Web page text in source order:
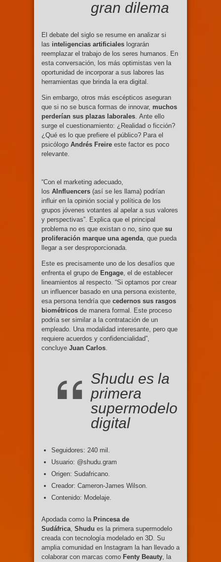
gran dilema
El debate del siglo se resume en analizar si
las inteligencias artificiales lograrán
reemplazar el trabajo de los seres humanos. En
esta conversación, los más optimistas ven la
oportunidad de incorporar a sus labores las
herramientas que brinda la era digital.
Sin embargo, otros más escépticos aseguran
que si no se busca formas de innovar, muchos
perderían sus plazas laborales. Ante ello
surge el cuestionamiento: ¿Realidad o ficción?
¿Qué es lo que prefiere el público? Para el
psicólogo Andrés Freire este factor es poco
relevante.
“Con el marketing adecuado,
los AInfluencers (así se les llama) podrían
influir en la opinión social y política de los
grupos jóvenes votantes al apelar a sus valores
y perspectivas”. Explica que el principal
problema no es que existan o no, sino que su
proliferación marque una agenda, que pueda
llegar a ser desproporcionada.
Este es precisamente uno de los desafíos que
enfrenta el grupo de Engage, el de establecer
lineamientos al respecto. “Si optamos por crear
un influencer basado en una persona existente,
esa persona tendría que cedernos sus rasgos
biométricos de manera formal. Este proceso
podría ser similar a la contratación de un
empleado. Una modalidad interesante, pero que
requiere acuerdos y confidencialidad”,
concluye Juan Carlos.
Shudu es la
primera
supermodelo
digital
Seguidores: 240 mil.
Usuario: @shudu.gram
Origen: Sudafricano.
Creador: Cameron-James Wilson.
Contenido: Modelaje.
Apodada como la Princesa de
Sudáfrica, Shudu es la primera supermodelo
creada con tecnología modelado en 3D. Su
amplia comunidad en Instagram la han llevado a
colaborar con marcas como Fenty Beauty, la